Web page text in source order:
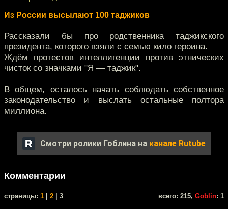
Из России высылают 100 таджиков
Рассказали бы про родственника таджикского
президента, которого взяли с семью кило героина.
Ждём протестов интеллигенции против этнических
чисток со значками "Я — таджик".
В общем, осталось начать соблюдать собственное
законодательство и выслать остальные полтора
миллиона.
Смотри ролики Гоблина на канале Rutube
Комментарии
cтраницы: 1 2 | 3 всего: 215, Goblin: 1